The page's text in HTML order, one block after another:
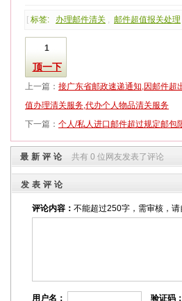
[ 标签: 办理邮件清关 , 邮件超值报关处理
1
顶一下
上一篇： 接广东省邮政速递通知,因邮件超
值办理清关服务,代办个人物品清关服务
下一篇： 个人/私人进口邮件超过规定邮包
最新评论 共有 0 位网友发表了评论
发表评论
评论内容： 不能超过250字，需审核，请
用户名： 验证码：